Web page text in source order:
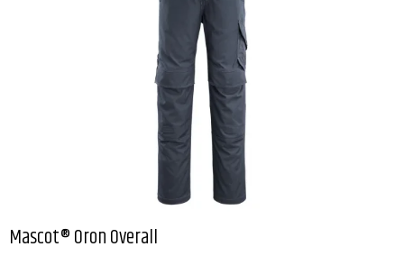
Mascot® Oron Overall